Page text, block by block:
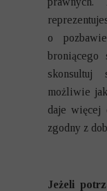
o
skonsultuj
możliwie
daje więcej
zgodny z
Jeżeli